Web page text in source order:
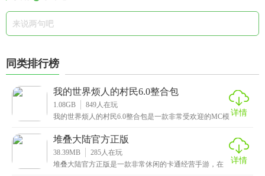
同类排行榜
我的世界烦人的村民6.0整合包
1.08GB 849人在玩
我的世界烦人的村民6.0整合包是一款非常受欢迎的MC模详情
堆叠大陆官方正版
38.39MB 285人在玩
堆叠大陆官方正版是一款非常休闲的卡通经营手游，在
详情